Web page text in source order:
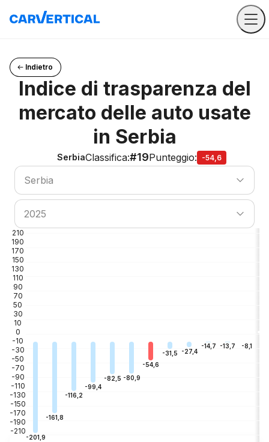
Indietro
Indice di trasparenza del
mercato delle auto usate
in Serbia
SerbiaClassifica:#19Punteggio: -54,6
Cerca Paese
Serbia
Cerca Paese
2025
210
190
170
150
130
110
90
70
50
30
10
0
-10
-30
-50
-70
-90
-110
-130
-150
-170
-190
-210
-201,9
-161,8
-116,2
-99,4
-82,5 -80,9
-54,6
-31,5 -27,4
-14,7 -13,7 -8,1